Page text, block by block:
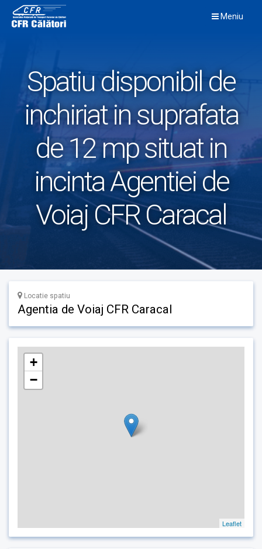
content
Meniu
Spatiu disponibil de
inchiriat in suprafata
de 12 mp situat in
incinta Agentiei de
Voiaj CFR Caracal
Locatie spatiu
Agentia de Voiaj CFR Caracal
+
−
Leaflet